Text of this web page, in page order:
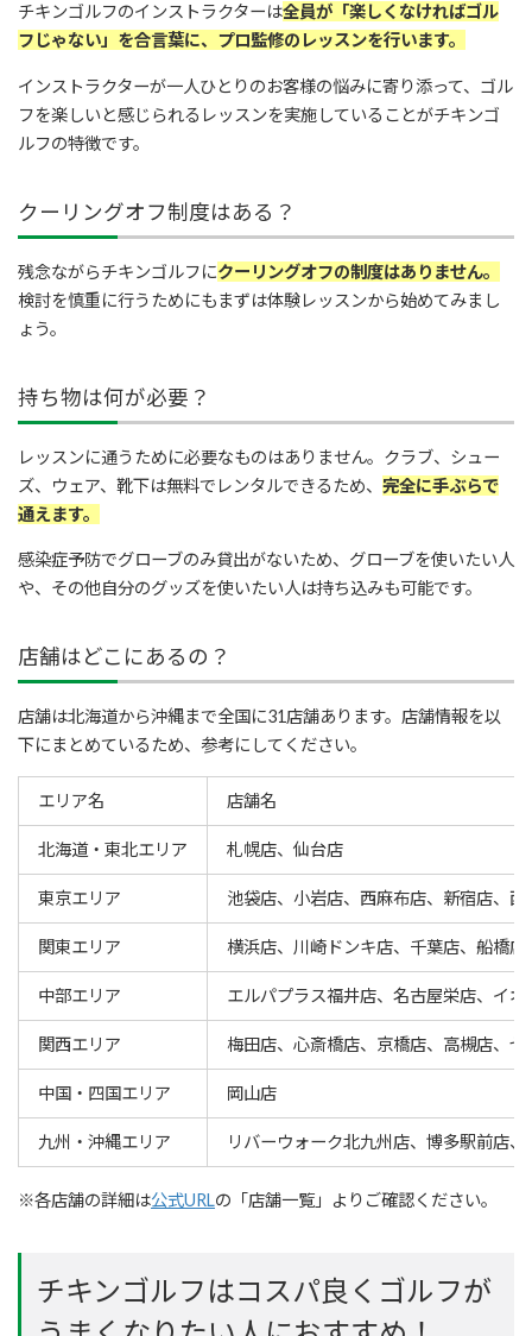
チキンゴルフのインストラクターは全員が「楽しくなければゴル
フじゃない」を合言葉に、プロ監修のレッスンを行います。
インストラクターが一人ひとりのお客様の悩みに寄り添って、ゴル
フを楽しいと感じられるレッスンを実施していることがチキンゴ
ルフの特徴です。
クーリングオフ制度はある？
残念ながらチキンゴルフにクーリングオフの制度はありません。
検討を慎重に行うためにもまずは体験レッスンから始めてみまし
ょう。
持ち物は何が必要？
レッスンに通うために必要なものはありません。クラブ、シュー
ズ、ウェア、靴下は無料でレンタルできるため、 完全に手ぶらで
通えます。
感染症予防でグローブのみ貸出がないため、グローブを使いたい人
や、その他自分のグッズを使いたい人は持ち込みも可能です。
店舗はどこにあるの？
店舗は北海道から沖縄まで全国に31店舗あります。店舗情報を以
下にまとめているため、参考にしてください。
エリア名 店舗名
北海道・東北エリア 札幌店、仙台店
東京エリア 池袋店、小岩店、西麻布店、新宿店、
関東エリア 横浜店、川崎ドンキ店、千葉店、船橋店
中部エリア エルパプラス福井店、名古屋栄店、イ
関西エリア 梅田店、心斎橋店、京橋店、高槻店、
中国・四国エリア 岡山店
九州・沖縄エリア リバーウォーク北九州店、博多駅前店、
※各店舗の詳細は公式URLの「店舗一覧」よりご確認ください。
チキンゴルフはコスパ良くゴルフが